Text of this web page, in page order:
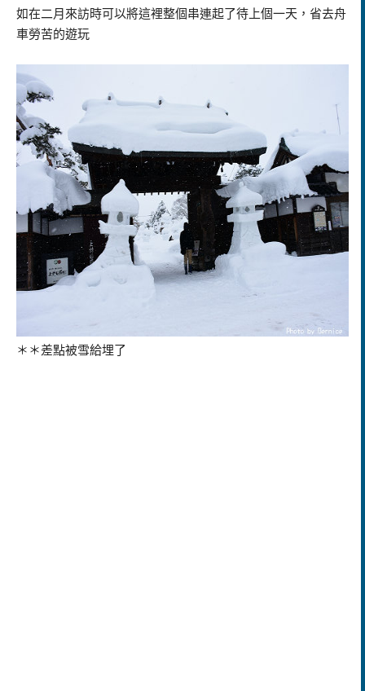
如在二月來訪時可以將這裡整個串連起了待上個一天，省去舟
車勞苦的遊玩
＊＊差點被雪給埋了